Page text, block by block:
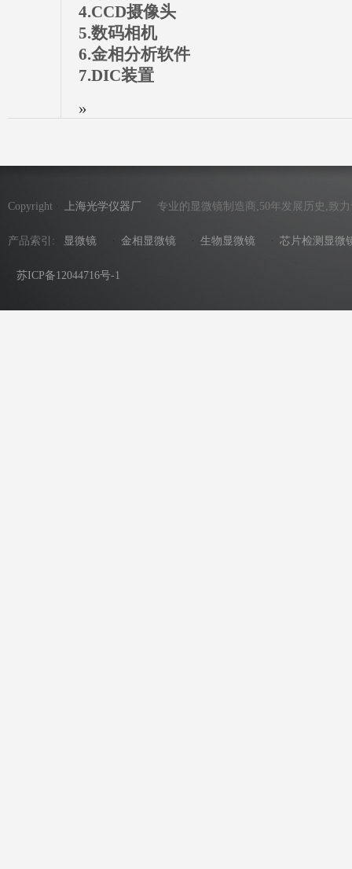
4.CCD摄像头
5.数码相机
6.金相分析软件
7.DIC装置
»
Copyright 上海光学仪器厂 专业的显微镜制造商,50年发展历史,致
产品索引: 显微镜 金相显微镜 生物显微镜 芯片检测显微
苏ICP备12044716号-1